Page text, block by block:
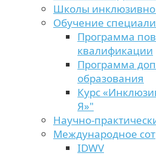
Школы
Обучение
Программа
квалификации
Программа
образования
Курс
Я»"
Научно-
Международное
IDWV